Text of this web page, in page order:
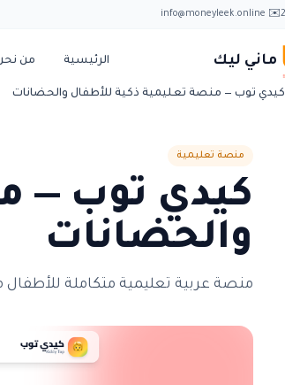
✉️ info@moneyleek.online
ماني ليك الرئيسية من
كيدي توب — منصة تعليمية ذكية للأطفال والحضانات
منصة تعليمية
كيدي توب —
والحضانات
منصة عربية تعليمية متكاملة للأطفال من ٣ إلى ٦ سنوات، مكوّنة من ٧ ركائز تعليمية مع نظام إدارة